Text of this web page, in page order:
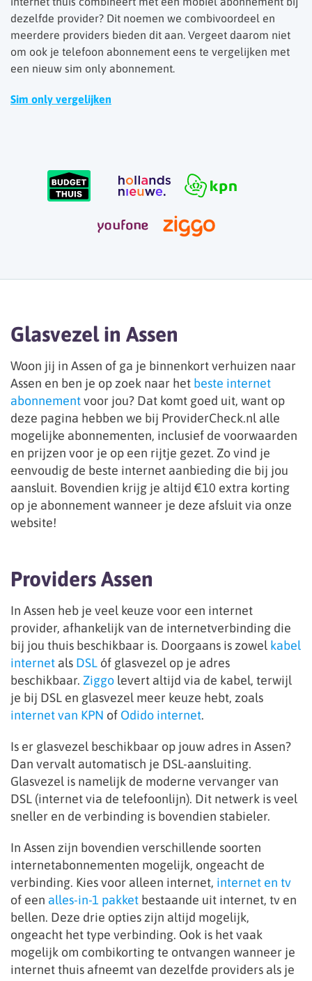
dezelfde provider? Dit noemen we combivoordeel en
meerdere providers bieden dit aan. Vergeet daarom niet
om ook je telefoon abonnement eens te vergelijken met
een nieuw sim only abonnement.
Sim only vergelijken
Glasvezel in Assen
Woon jij in Assen of ga je binnenkort verhuizen naar
Assen en ben je op zoek naar het beste internet
abonnementvoor jou? Dat komt goed uit, want op
deze pagina hebben we bij ProviderCheck.nl alle
mogelijke abonnementen, inclusief de voorwaarden
en prijzen voor je op een rijtje gezet. Zo vind je
eenvoudig de beste internet aanbieding die bij jou
aansluit. Bovendien krijg je altijd €10 extra korting
op je abonnement wanneer je deze afsluit via onze
website!
Providers Assen
In Assen heb je veel keuze voor een internet
provider, afhankelijk van de internetverbinding die
bij jou thuis beschikbaar is. Doorgaans is zowel kabel
internet als DSL óf glasvezel op je adres
beschikbaar. Ziggo levert altijd via de kabel, terwijl
je bij DSL en glasvezel meer keuze hebt, zoals
internet van KPN of Odido internet.
Is er glasvezel beschikbaar op jouw adres in Assen?
Dan vervalt automatisch je DSL-aansluiting.
Glasvezel is namelijk de moderne vervanger van
DSL (internet via de telefoonlijn). Dit netwerk is veel
sneller en de verbinding is bovendien stabieler.
In Assen zijn bovendien verschillende soorten
internetabonnementen mogelijk, ongeacht de
verbinding. Kies voor alleen internet, internet en tv
of een alles-in-1 pakket bestaande uit internet, tv en
bellen. Deze drie opties zijn altijd mogelijk,
ongeacht het type verbinding. Ook is het vaak
mogelijk om combikorting te ontvangen wanneer je
internet thuis afneemt van dezelfde providers als je